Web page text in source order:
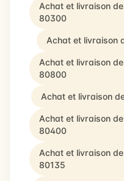
Achat et livraison
80300
Achat et livraison
Achat et livraison
80800
Achat et livraison
Achat et livraison
80400
Achat et livraison
80135